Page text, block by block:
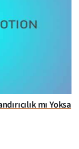
mı Yoksa